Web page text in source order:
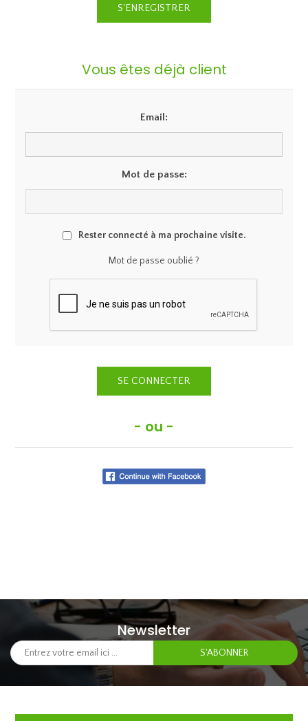
Vous êtes déjà client
Email:
Mot de passe:
Rester connecté à ma prochaine visite.
Mot de passe oublié ?
- ou -
Newsletter